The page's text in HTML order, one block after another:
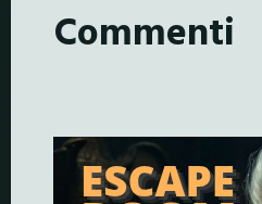
Commenti